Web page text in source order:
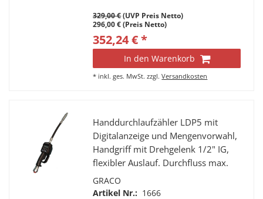
329,00 €(UVP Preis Netto)
296,00 € (Preis Netto)
352,24 € *
In den Warenkorb
* inkl. ges. MwSt. zzgl.Versandkosten
Handdurchlaufzähler LDP5 mit
Digitalanzeige und Mengenvorwahl,
Handgriff mit Drehgelenk 1/2" IG,
flexibler Auslauf. Durchfluss max.
19 l/min.
GRACO
Artikel Nr.: 1666